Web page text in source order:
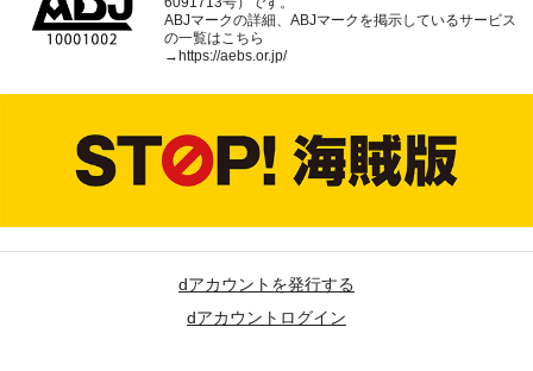
ABJマークの詳細、ABJマークを掲示しているサービス
の一覧はこちら
→ https://aebs.or.jp/
dアカウントを発行する
dアカウントログイン